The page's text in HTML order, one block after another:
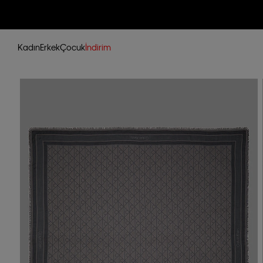
KadınErkekÇocukİndirim